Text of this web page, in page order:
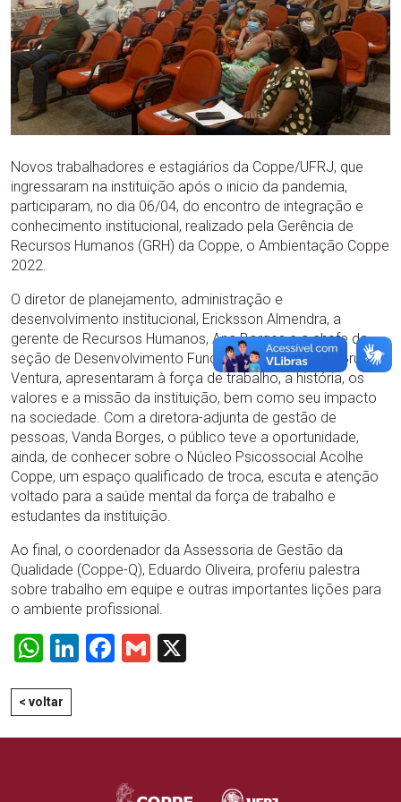
Novos trabalhadores e estagiários da Coppe/UFRJ, que
ingressaram na instituição após o inicio da pandemia,
participaram, no dia 06/04, do encontro de integração e
conhecimento institucional, realizado pela Gerência de
Recursos Humanos (GRH) da Coppe, o Ambientação Coppe
2022.
O diretor de planejamento, administração e
desenvolvimento institucional, Ericksson Almendra, a
gerente de Recursos Humanos, Ana Borges e a chefe da
seção de Desenvolvimento Funcional da instituição, Bruna
Ventura, apresentaram à força de trabalho, a história, os
valores e a missão da instituição, bem como seu impacto
na sociedade. Com a diretora-adjunta de gestão de
pessoas, Vanda Borges, o público teve a oportunidade,
ainda, de conhecer sobre o Núcleo Psicossocial Acolhe
Coppe, um espaço qualificado de troca, escuta e atenção
voltado para a saúde mental da força de trabalho e
estudantes da instituição.
Ao final, o coordenador da Assessoria de Gestão da
Qualidade (Coppe-Q), Eduardo Oliveira, proferiu palestra
sobre trabalho em equipe e outras importantes lições para
o ambiente profissional.
WhatsApp
LinkedIn
Facebook
Gmail
< voltar